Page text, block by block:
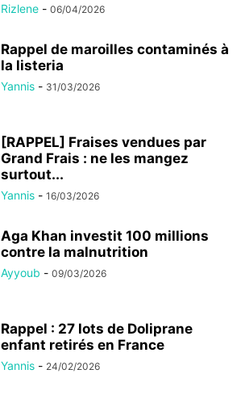
Rizlene - 06/04/2026
Rappel de maroilles contaminés à
la listeria
Yannis - 31/03/2026
[RAPPEL] Fraises vendues par
Grand Frais : ne les mangez
surtout...
Yannis - 16/03/2026
Aga Khan investit 100 millions
contre la malnutrition
Ayyoub - 09/03/2026
Rappel : 27 lots de Doliprane
enfant retirés en France
Yannis - 24/02/2026